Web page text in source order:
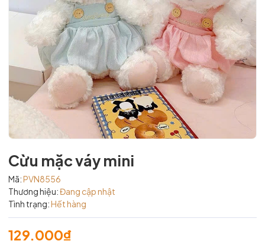
Cừu mặc váy mini
Mã:PVN8556
Thương hiệu:Đang cập nhật
Tình trạng:Hết hàng
129.000₫